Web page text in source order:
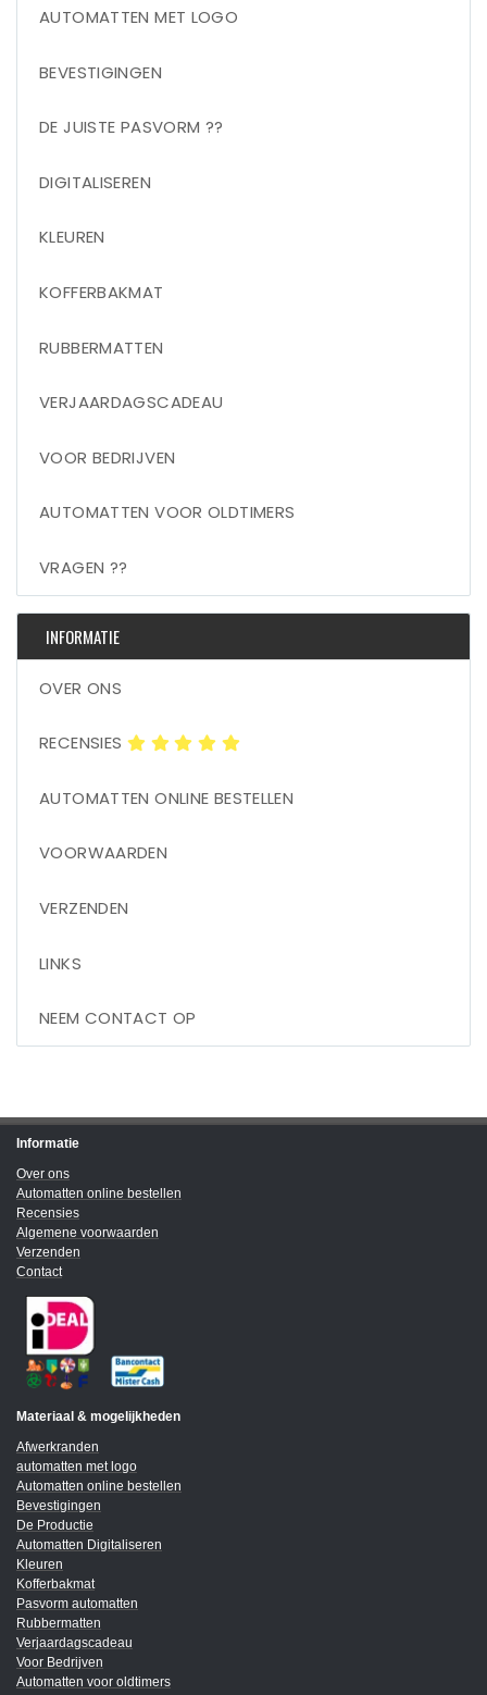
AUTOMATTEN MET LOGO
BEVESTIGINGEN
DE JUISTE PASVORM ??
DIGITALISEREN
KLEUREN
KOFFERBAKMAT
RUBBERMATTEN
VERJAARDAGSCADEAU
VOOR BEDRIJVEN
AUTOMATTEN VOOR OLDTIMERS
VRAGEN ??
INFORMATIE
OVER ONS
RECENSIES
AUTOMATTEN ONLINE BESTELLEN
VOORWAARDEN
VERZENDEN
LINKS
NEEM CONTACT OP
Informatie
Over ons
Automatten online bestellen
Recensies
Algemene voorwaarden
Verzenden
Contact
Materiaal & mogelijkheden
Afwerkranden
automatten met logo
Automatten online bestellen
Bevestigingen
De Productie
Automatten Digitaliseren
Kleuren
Kofferbakmat
Pasvorm automatten
Rubbermatten
Verjaardagscadeau
Voor Bedrijven
Automatten voor oldtimers